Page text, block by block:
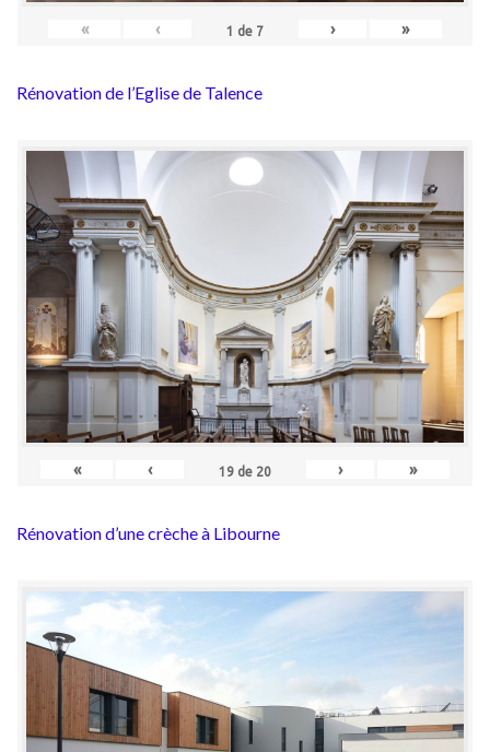
« ‹ 1 de 7 › »
Rénovation de l’Eglise de Talence
« ‹ 19 de 20 › »
Rénovation d’une crèche à Libourne